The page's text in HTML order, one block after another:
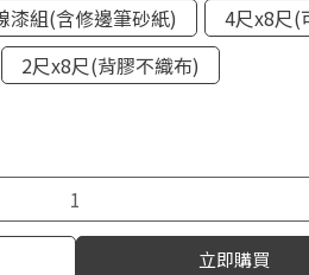
漆組(含修邊筆砂紙)
4尺x8尺(
2尺x8尺(背膠不織布)
立即購買